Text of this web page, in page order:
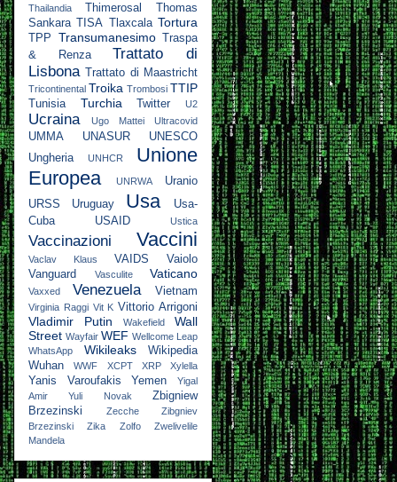
Thailandia
Thimerosal
Thomas
Sankara TISA Tlaxcala Tortura
TPP Transumanesimo Traspa
& Renza
Trattato di
Lisbona Trattato di Maastricht
Tricontinental Troika Trombosi TTIP
Tunisia Turchia Twitter U2
Ucraina Ugo Mattei Ultracovid
UMMA UNASUR
UNESCO
Ungheria
UNHCR
Unione
Europea
UNRWA
Uranio
URSS
Uruguay Usa
Usa-
Cuba
USAID Ustica
Vaccinazioni Vaccini
Vaclav Klaus VAIDS
Vaiolo
Vanguard
Vasculite Vaticano
Vaxxed Venezuela Vietnam
Virginia Raggi Vit K Vittorio Arrigoni
Vladimir Putin Wakefield
Wall
Street Wayfair WEF Wellcome Leap
WhatsApp
Wikileaks
Wikipedia
Wuhan
WWF XCPT XRP Xylella
Yanis Varoufakis Yemen
Yigal
Amir
Yuli Novak
Zbigniew
Brzezinski
Zecche
Zibgniev
Brzezinski
Zika Zolfo
Zwelivelile
Mandela